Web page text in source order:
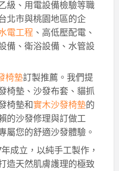
級、用電設備檢驗等職
北市與桃園地區的企
電工程 、高低壓配電、
備、衛浴設備、水管設
椅墊訂製推薦。我們提
椅墊、沙發布套、貓抓
椅墊和實木沙發椅墊的
的沙發修理與訂做工
屬您的舒適沙發體驗。
年成立，以純手工製作，
造天然肌膚護理的極致